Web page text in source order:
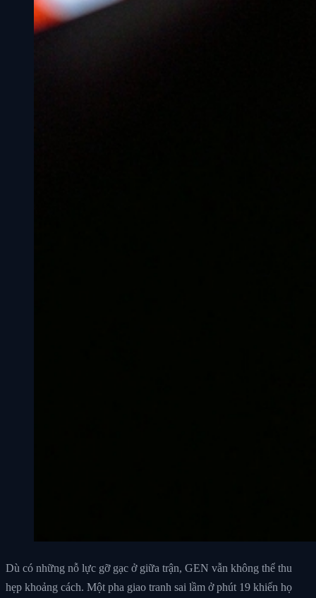
Dù có những nỗ lực gỡ gạc ở giữa trận, GEN vẫn không thể thu
hẹp khoảng cách. Một pha giao tranh sai lầm ở phút 19 khiến họ